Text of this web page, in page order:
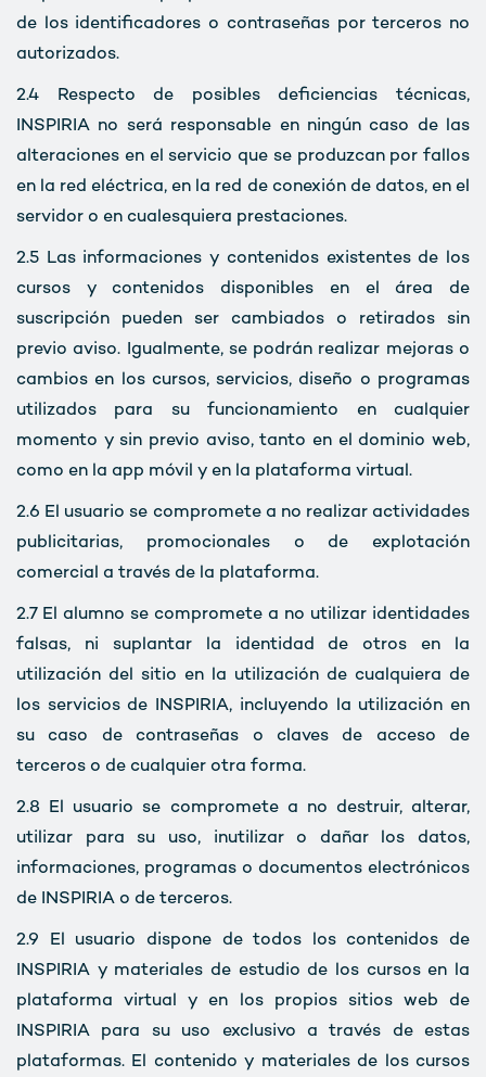
de los identificadores o contraseñas por terceros no
autorizados.
2.4 Respecto de posibles deficiencias técnicas,
INSPIRIA no será responsable en ningún caso de las
alteraciones en el servicio que se produzcan por fallos
en la red eléctrica, en la red de conexión de datos, en el
servidor o en cualesquiera prestaciones.
2.5 Las informaciones y contenidos existentes de los
cursos y contenidos disponibles en el área de
suscripción pueden ser cambiados o retirados sin
previo aviso. Igualmente, se podrán realizar mejoras o
cambios en los cursos, servicios, diseño o programas
utilizados para su funcionamiento en cualquier
momento y sin previo aviso, tanto en el dominio web,
como en la app móvil y en la plataforma virtual.
2.6 El usuario se compromete a no realizar actividades
publicitarias, promocionales o de explotación
comercial a través de la plataforma.
2.7El alumno se compromete a no utilizar identidades
falsas, ni suplantar la identidad de otros en la
utilización del sitio en la utilización de cualquiera de
los servicios de INSPIRIA, incluyendo la utilización en
su caso de contraseñas o claves de acceso de
terceros o de cualquier otra forma.
2.8 El usuario se compromete a no destruir, alterar,
utilizar para su uso, inutilizar o dañar los datos,
informaciones, programas o documentos electrónicos
de INSPIRIA o de terceros.
2.9 El usuario dispone de todos los contenidos de
INSPIRIA y materiales de estudio de los cursos en la
plataforma virtual y en los propios sitios web de
INSPIRIA para su uso exclusivo a través de estas
plataformas. El contenido y materiales de los cursos